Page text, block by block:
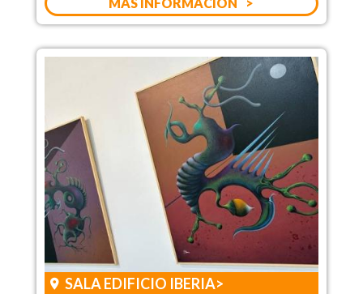
SALA EDIFICIO IBERIA